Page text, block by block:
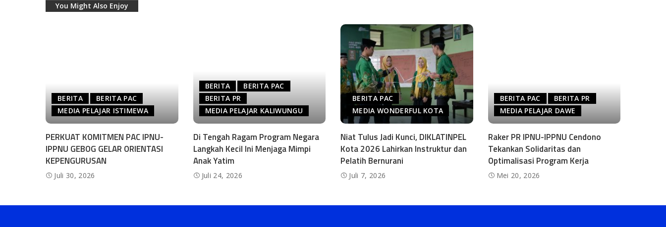
You Might Also Enjoy
BERITA
BERITA PAC
MEDIA PELAJAR ISTIMEWA
PERKUAT KOMITMEN PAC IPNU-
IPPNU GEBOG GELAR ORIENTASI
KEPENGURUSAN
Juli 30, 2026
BERITA
BERITA PAC
BERITA PR
MEDIA PELAJAR KALIWUNGU
Di Tengah Ragam Program Negara
Langkah Kecil Ini Menjaga Mimpi
Anak Yatim
Juli 24, 2026
BERITA PAC
MEDIA WONDERFUL KOTA
Niat Tulus Jadi Kunci, DIKLATINPEL
Kota 2026 Lahirkan Instruktur dan
Pelatih Bernurani
Juli 7, 2026
BERITA PAC
BERITA PR
MEDIA PELAJAR DAWE
Raker PR IPNU-IPPNU Cendono
Tekankan Solidaritas dan
Optimalisasi Program Kerja
Mei 20, 2026